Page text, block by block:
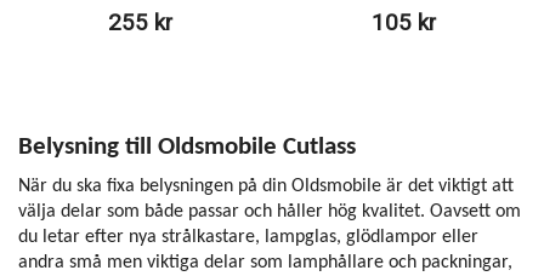
255 kr 105 kr
Belysning till Oldsmobile Cutlass
När du ska fixa belysningen på din Oldsmobile är det viktigt att
välja delar som både passar och håller hög kvalitet. Oavsett om
du letar efter nya strålkastare, lampglas, glödlampor eller
andra små men viktiga delar som lamphållare och packningar,